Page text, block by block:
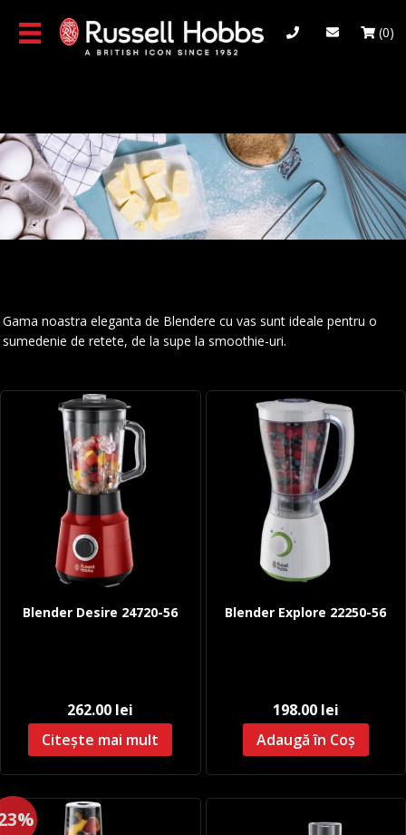
main
(0)
Gama noastra eleganta de Blendere cu vas sunt ideale pentru o
sumedenie de retete, de la supe la smoothie-uri.
Blender Desire 24720-56
262.00 lei
Citește mai mult
Blender Explore 22250-56
198.00 lei
Adaugă în Coș